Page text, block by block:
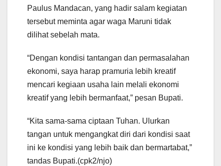
Paulus Mandacan, yang hadir salam kegiatan
tersebut meminta agar waga Maruni tidak
dilihat sebelah mata.
“Dengan kondisi tantangan dan permasalahan
ekonomi, saya harap pramuria lebih kreatif
mencari kegiaan usaha lain melali ekonomi
kreatif yang lebih bermanfaat,” pesan Bupati.
“Kita sama-sama ciptaan Tuhan. Ulurkan
tangan untuk mengangkat diri dari kondisi saat
ini ke kondisi yang lebih baik dan bermartabat,”
tandas Bupati.(cpk2/njo)